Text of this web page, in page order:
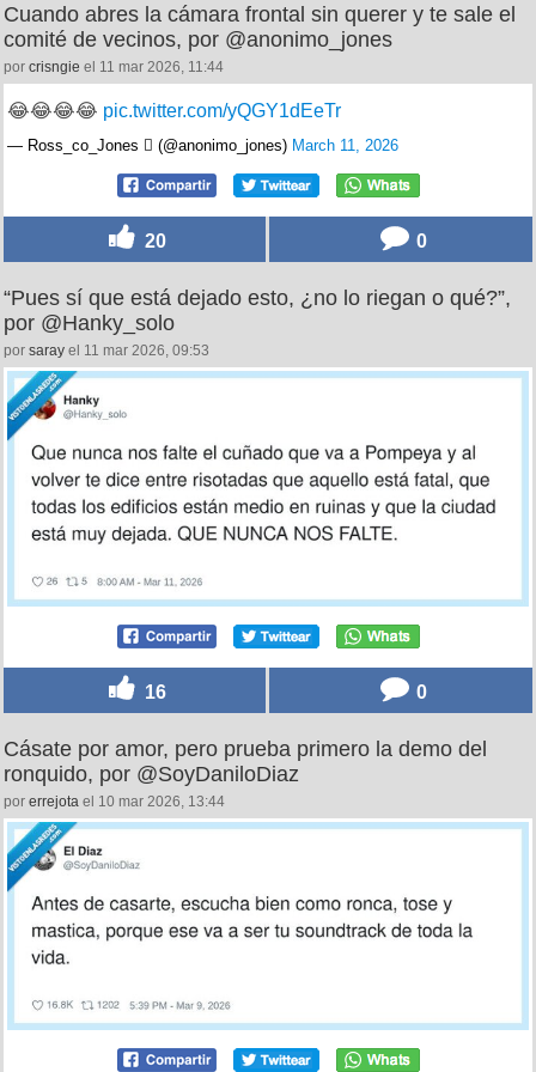
Cuando abres la cámara frontal sin querer y te sale el
comité de vecinos, por @anonimo_jones
por crisngie el 11 mar 2026, 11:44
😂😂😂😂 pic.twitter.com/yQGY1dEeTr
— Ross_co_Jones  (@anonimo_jones) March 11, 2026
20 0
“Pues sí que está dejado esto, ¿no lo riegan o qué?”,
por @Hanky_solo
por saray el 11 mar 2026, 09:53
16 0
Cásate por amor, pero prueba primero la demo del
ronquido, por @SoyDaniloDiaz
por errejota el 10 mar 2026, 13:44